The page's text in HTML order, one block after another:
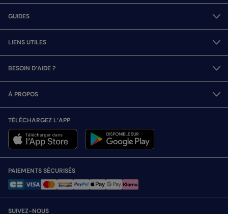
GUIDES
LIENS UTILES
BESOIN D’AIDE ?
À PROPOS
TÉLÉCHARGEZ L’APP
PAIEMENTS SÉCURISÉS
SUIVEZ-NOUS